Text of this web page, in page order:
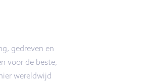
gedreven en
voor de beste,
wereldwijd